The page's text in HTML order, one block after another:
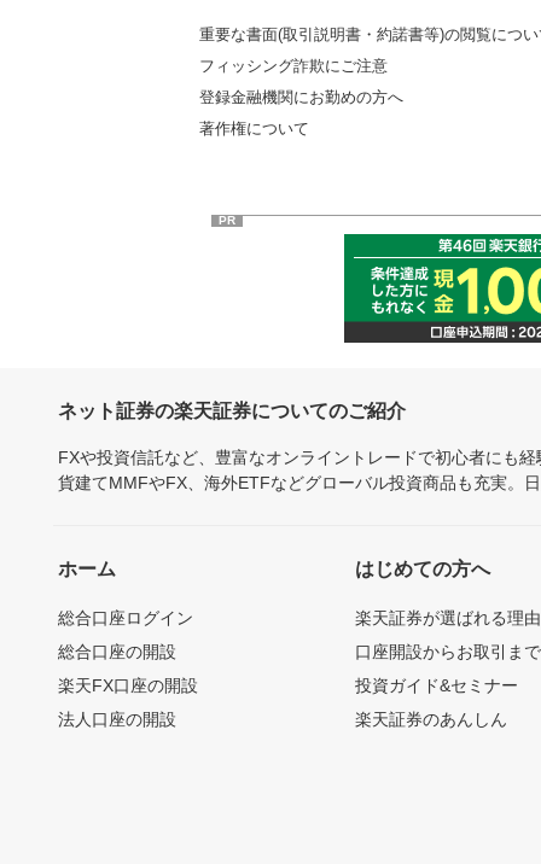
重要な書面(取引説明書・約諾書等)の閲覧につ
フィッシング詐欺にご注意
登録金融機関にお勤めの方へ
著作権について
PR
ネット証券の楽天証券についてのご紹介
FXや投資信託など、豊富なオンライントレードで初心者にも
貨建てMMFやFX、海外ETFなどグローバル投資商品も充実。
ホーム
総合口座ログイン
総合口座の開設
楽天FX口座の開設
法人口座の開設
はじめての方へ
楽天証券が選ばれる理由
口座開設からお取引ま
投資ガイド&セミナー
楽天証券のあんしん